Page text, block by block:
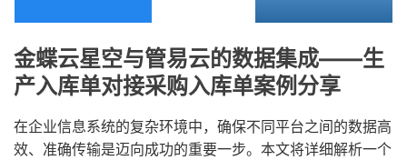
金蝶云星空与管易云的数据集成——生
产入库单对接采购入库单案例分享
在企业信息系统的复杂环境中，确保不同平台之间的数据高
效、准确传输是迈向成功的重要一步。本文将详细解析一个